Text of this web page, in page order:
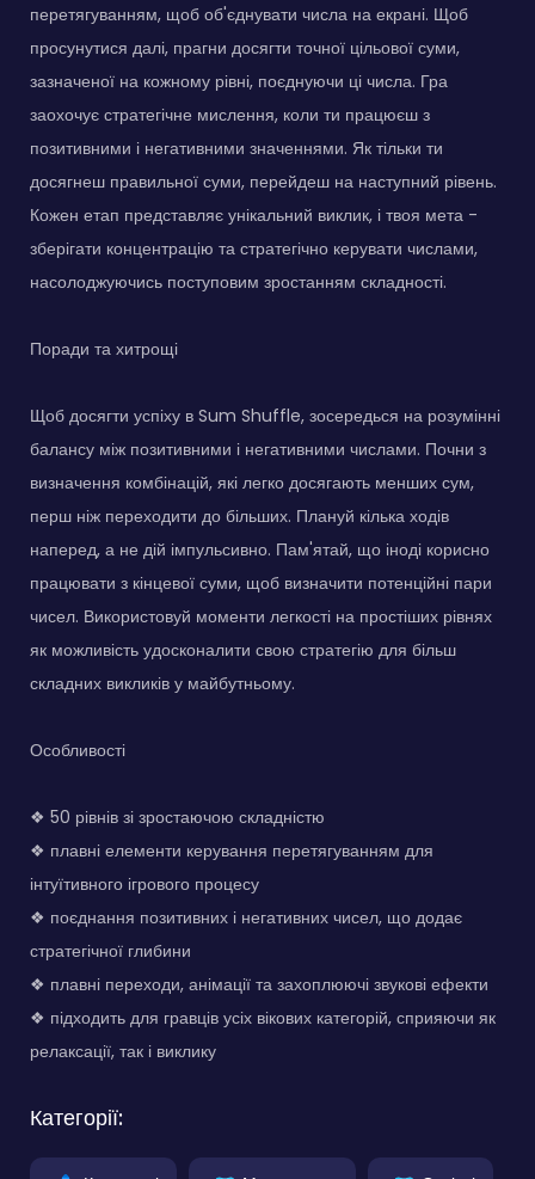
перетягуванням, щоб об'єднувати числа на екрані. Щоб
просунутися далі, прагни досягти точної цільової суми,
зазначеної на кожному рівні, поєднуючи ці числа. Гра
заохочує стратегічне мислення, коли ти працюєш з
позитивними і негативними значеннями. Як тільки ти
досягнеш правильної суми, перейдеш на наступний рівень.
Кожен етап представляє унікальний виклик, і твоя мета -
зберігати концентрацію та стратегічно керувати числами,
насолоджуючись поступовим зростанням складності.
Поради та хитрощі
Щоб досягти успіху в Sum Shuffle, зосередься на розумінні
балансу між позитивними і негативними числами. Почни з
визначення комбінацій, які легко досягають менших сум,
перш ніж переходити до більших. Плануй кілька ходів
наперед, а не дій імпульсивно. Пам'ятай, що іноді корисно
працювати з кінцевої суми, щоб визначити потенційні пари
чисел. Використовуй моменти легкості на простіших рівнях
як можливість удосконалити свою стратегію для більш
складних викликів у майбутньому.
Особливості
❖ 50 рівнів зі зростаючою складністю
❖ плавні елементи керування перетягуванням для
інтуїтивного ігрового процесу
❖ поєднання позитивних і негативних чисел, що додає
стратегічної глибини
❖ плавні переходи, анімації та захоплюючі звукові ефекти
❖ підходить для гравців усіх вікових категорій, сприяючи як
релаксації, так і виклику
Категорії: